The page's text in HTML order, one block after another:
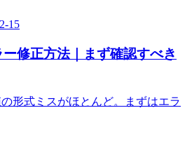
15
修正方法｜まず確認すべき
形式ミスがほとんど。まずはエラ